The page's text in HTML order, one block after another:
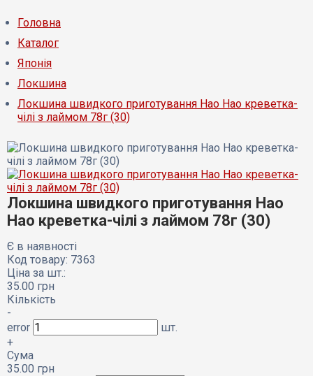
Головна
Каталог
Японія
Локшина
Локшина швидкого приготування Hao Hao креветка-
чілі з лаймом 78г (30)
Локшина швидкого приготування Hao
Hao креветка-чілі з лаймом 78г (30)
Є в наявності
Код товару: 7363
Ціна за шт.:
35.00 грн
Кількість
-
error
шт.
+
Сума
35.00 грн